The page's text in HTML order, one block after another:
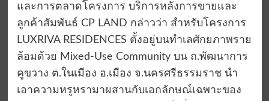
และการตลาดโครงการ บริการหลังการขายและ
ลูกค้าสัมพันธ์ CP LAND กล่าวว่า สำหรับโครงการ
LUXRIVA RESIDENCES ตั้งอยู่บนทำเลศักยภาพราย
ล้อมด้วย Mixed-Use Community บน ถ.พัฒนาการ
คูขวาง ต.ในเมือง อ.เมือง จ.นครศรีธรรมราช นำ
เอาความหรูหรามาผสานกับเอกลักษณ์เฉพาะของ